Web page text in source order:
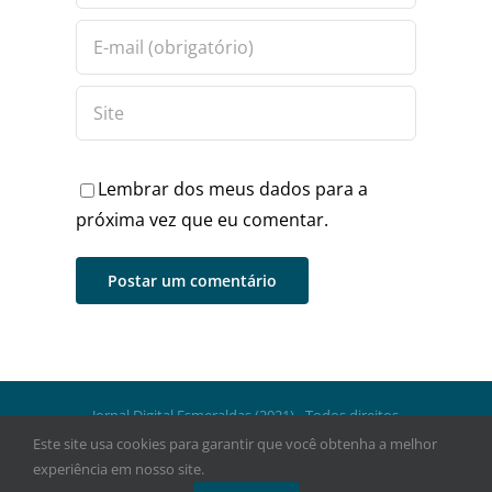
Lembrar dos meus dados para a
próxima vez que eu comentar.
Jornal Digital Esmeraldas (2021) - Todos direitos
reservados.
Este site usa cookies para garantir que você obtenha a melhor
experiência em nosso site.